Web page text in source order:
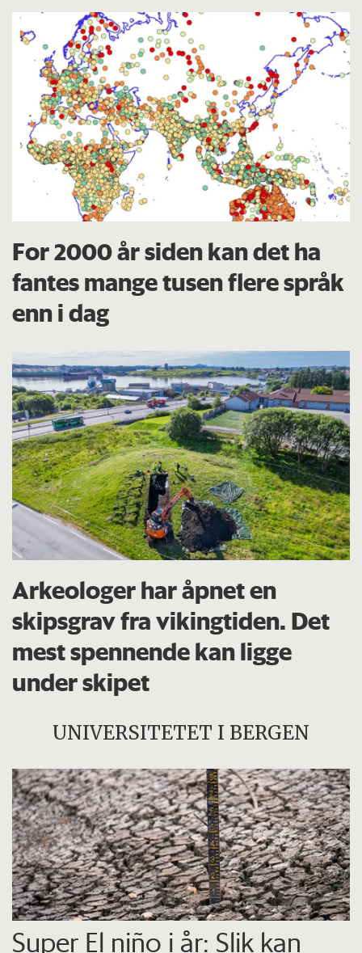
For 2000 år siden kan det ha
fantes mange tusen flere språk
enn i dag
Arkeologer har åpnet en
skipsgrav fra vikingtiden. Det
mest spennende kan ligge
under skipet
UNIVERSITETET I BERGEN
Super El niño i år: Slik kan